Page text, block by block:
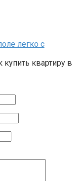
легко с
квартиру в